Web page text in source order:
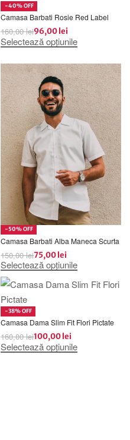
-40% OFF
Camasa Barbati Rosie Red Label
160,00lei96,00lei
Selectează opțiunile
-50% OFF
Camasa Barbati Alba Maneca Scurta
150,00lei75,00lei
Selectează opțiunile
-38% OFF
Camasa Dama Slim Fit Flori Pictate
160,00lei100,00lei
Selectează opțiunile